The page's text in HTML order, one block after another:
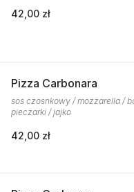
42,00 zł
Pizza Carbonara
sos czosnkowy / mozzarella /
pieczarki / jajko
42,00 zł